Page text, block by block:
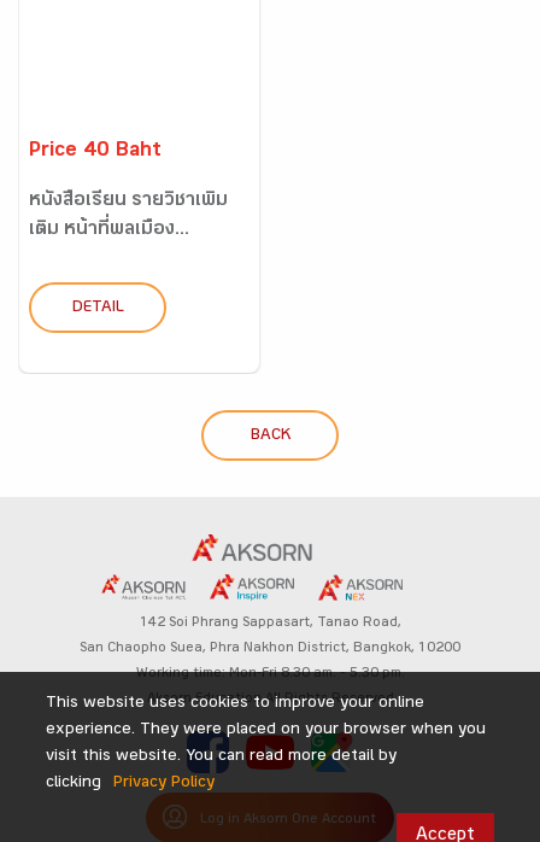
Price 40 Baht
หนังสือเรียน รายวิชาเพิ่ม
เติม หน้าที่พลเมือง...
DETAIL
BACK
142 Soi Phrang Sappasart, Tanao Road,
San Chaopho Suea, Phra Nakhon District, Bangkok, 10200
Working time: Mon-Fri 8.30 am. – 5.30 pm.
Aksorn Education All Rights Reserved
Log in Aksorn One Account
This website uses cookies to improve your online
experience. They were placed on your browser when you
visit this website. You can read more detail by
clicking
Privacy Policy
Accept